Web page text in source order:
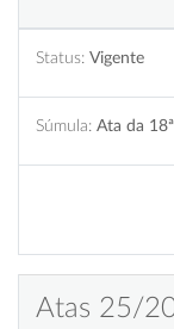
Status: Vigente
Súmula: Ata da
Atas 25/